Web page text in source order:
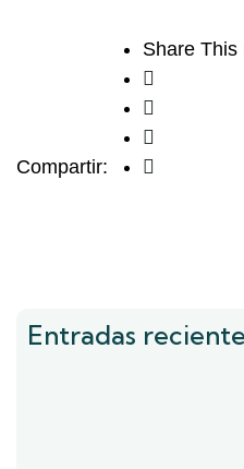
Compartir:
Share This
Entradas